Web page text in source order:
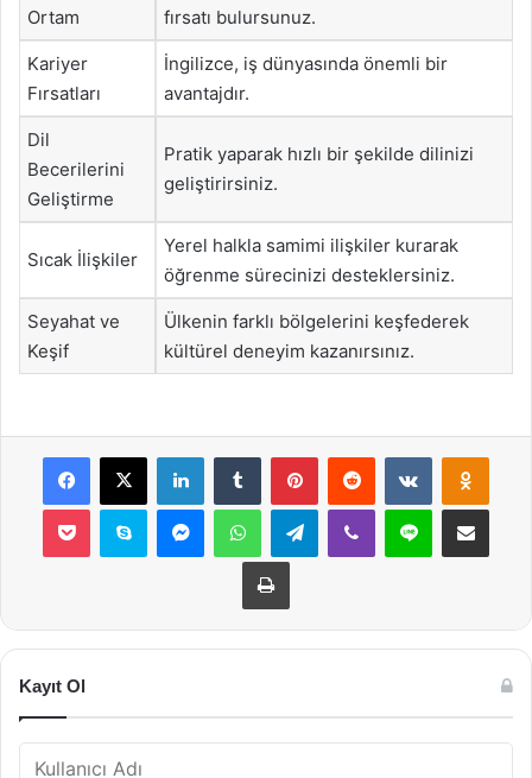
Ortam
fırsatı bulursunuz.
Kariyer
Fırsatları
İngilizce, iş dünyasında önemli bir
avantajdır.
Dil
Becerilerini
Geliştirme
Pratik yaparak hızlı bir şekilde dilinizi
geliştirirsiniz.
Sıcak İlişkiler
Yerel halkla samimi ilişkiler kurarak
öğrenme sürecinizi desteklersiniz.
Seyahat ve
Keşif
Ülkenin farklı bölgelerini keşfederek
kültürel deneyim kazanırsınız.
Facebook
X LinkedInTumblr PinterestReddit VKontakte
Pocket Skype MessengerWhatsAppTelegramViber Line E-Posta ile
Yazdır
Kayıt Ol